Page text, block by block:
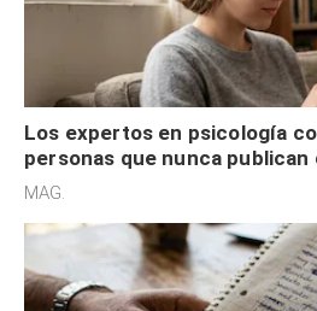
Los expertos en psicología
personas que nunca
redes sociales no pretenden
MAG.